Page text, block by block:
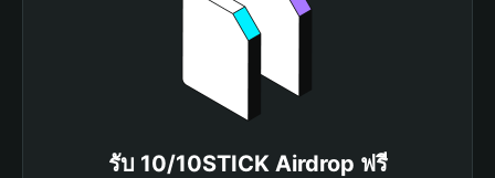
รับ 10/10STICK Airdrop ฟรี